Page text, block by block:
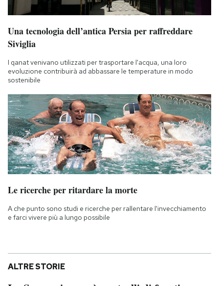
Una tecnologia dell’antica Persia per raffreddare
Siviglia
I qanat venivano utilizzati per trasportare l'acqua, una loro
evoluzione contribuirà ad abbassare le temperature in modo
sostenibile
Le ricerche per ritardare la morte
A che punto sono studi e ricerche per rallentare l'invecchiamento
e farci vivere più a lungo possibile
ALTRE STORIE